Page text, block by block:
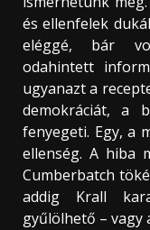
és ellenfelek
eléggé, bár
odahintett
ugyanazt a
demokráciát, a
fenyegeti. Egy, a
ellenség. A hiba
Cumberbatch
addig Krall
gyűlölhető – vagy